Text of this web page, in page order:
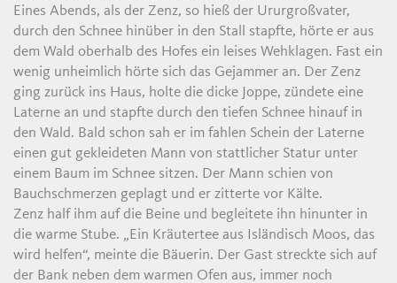
Eines Abends, als der Zenz, so hieß der Ururgroßvater,
durch den Schnee hinüber in den Stall stapfte, hörte er aus
dem Wald oberhalb des Hofes ein leises Wehklagen. Fast ein
wenig unheimlich hörte sich das Gejammer an. Der Zenz
ging zurück ins Haus, holte die dicke Joppe, zündete eine
Laterne an und stapfte durch den tiefen Schnee hinauf in
den Wald. Bald schon sah er im fahlen Schein der Laterne
einen gut gekleideten Mann von stattlicher Statur unter
einem Baum im Schnee sitzen. Der Mann schien von
Bauchschmerzen geplagt und er zitterte vor Kälte.
Zenz half ihm auf die Beine und begleitete ihn hinunter in
die warme Stube. „Ein Kräutertee aus Isländisch Moos, das
wird helfen“, meinte die Bäuerin. Der Gast streckte sich auf
der Bank neben dem warmen Ofen aus, immer noch